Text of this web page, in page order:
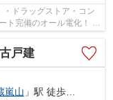
・ドラッグストア・コン
完備のオール電化！ い
戸建
嵐山 」駅 徒歩15分